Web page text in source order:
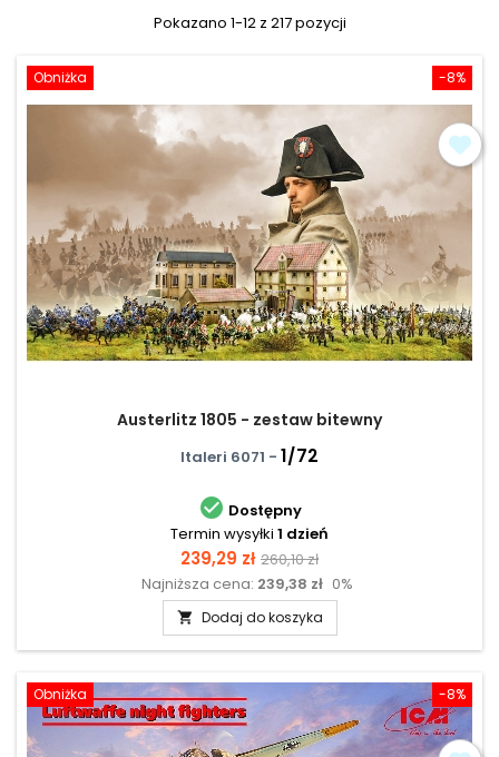
Pokazano 1-12 z 217 pozycji
-8%
Obniżka
Austerlitz 1805 - zestaw bitewny
Italeri 6071 - 1/72
 Dostępny
Termin wysyłki 1 dzień
Cena
239,29 zł Cena
podstawowa
260,10 zł
Najniższa cena: 239,38 zł 0%
 Dodaj do koszyka
-8%
Obniżka